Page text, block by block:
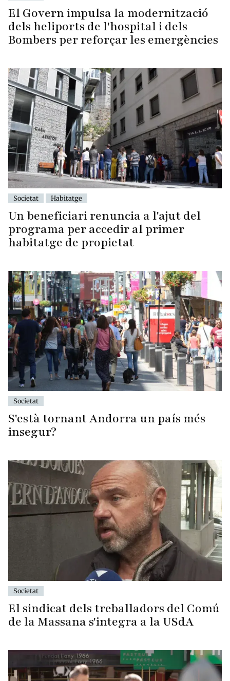
El Govern impulsa la modernització
dels heliports de l'hospital i dels
Bombers per reforçar les emergències
Societat Habitatge
Un beneficiari renuncia a l'ajut del
programa per accedir al primer
habitatge de propietat
Societat
S'està tornant Andorra un país més
insegur?
Societat
El sindicat dels treballadors del Comú
de la Massana s'integra a la USdA